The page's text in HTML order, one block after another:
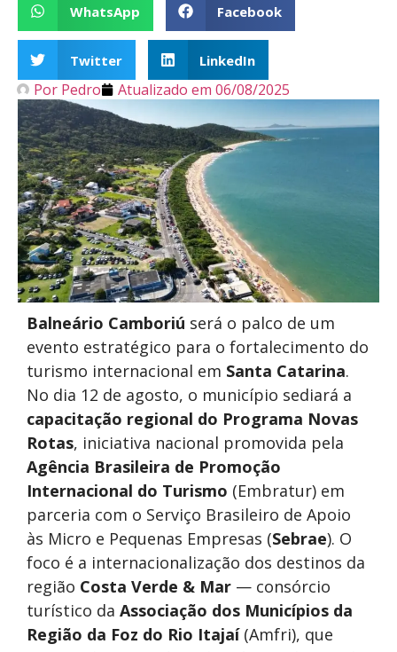
WhatsApp Facebook
Twitter LinkedIn
Por Pedro Atualizado em 06/08/2025
Balneário Camboriú será o palco de um
evento estratégico para o fortalecimento do
turismo internacional em Santa Catarina.
No dia 12 de agosto, o município sediará a
capacitação regional do Programa Novas
Rotas, iniciativa nacional promovida pela
Agência Brasileira de Promoção
Internacional do Turismo (Embratur) em
parceria com o Serviço Brasileiro de Apoio
às Micro e Pequenas Empresas (Sebrae). O
foco é a internacionalização dos destinos da
região Costa Verde & Mar — consórcio
turístico da Associação dos Municípios da
Região da Foz do Rio Itajaí(Amfri), que